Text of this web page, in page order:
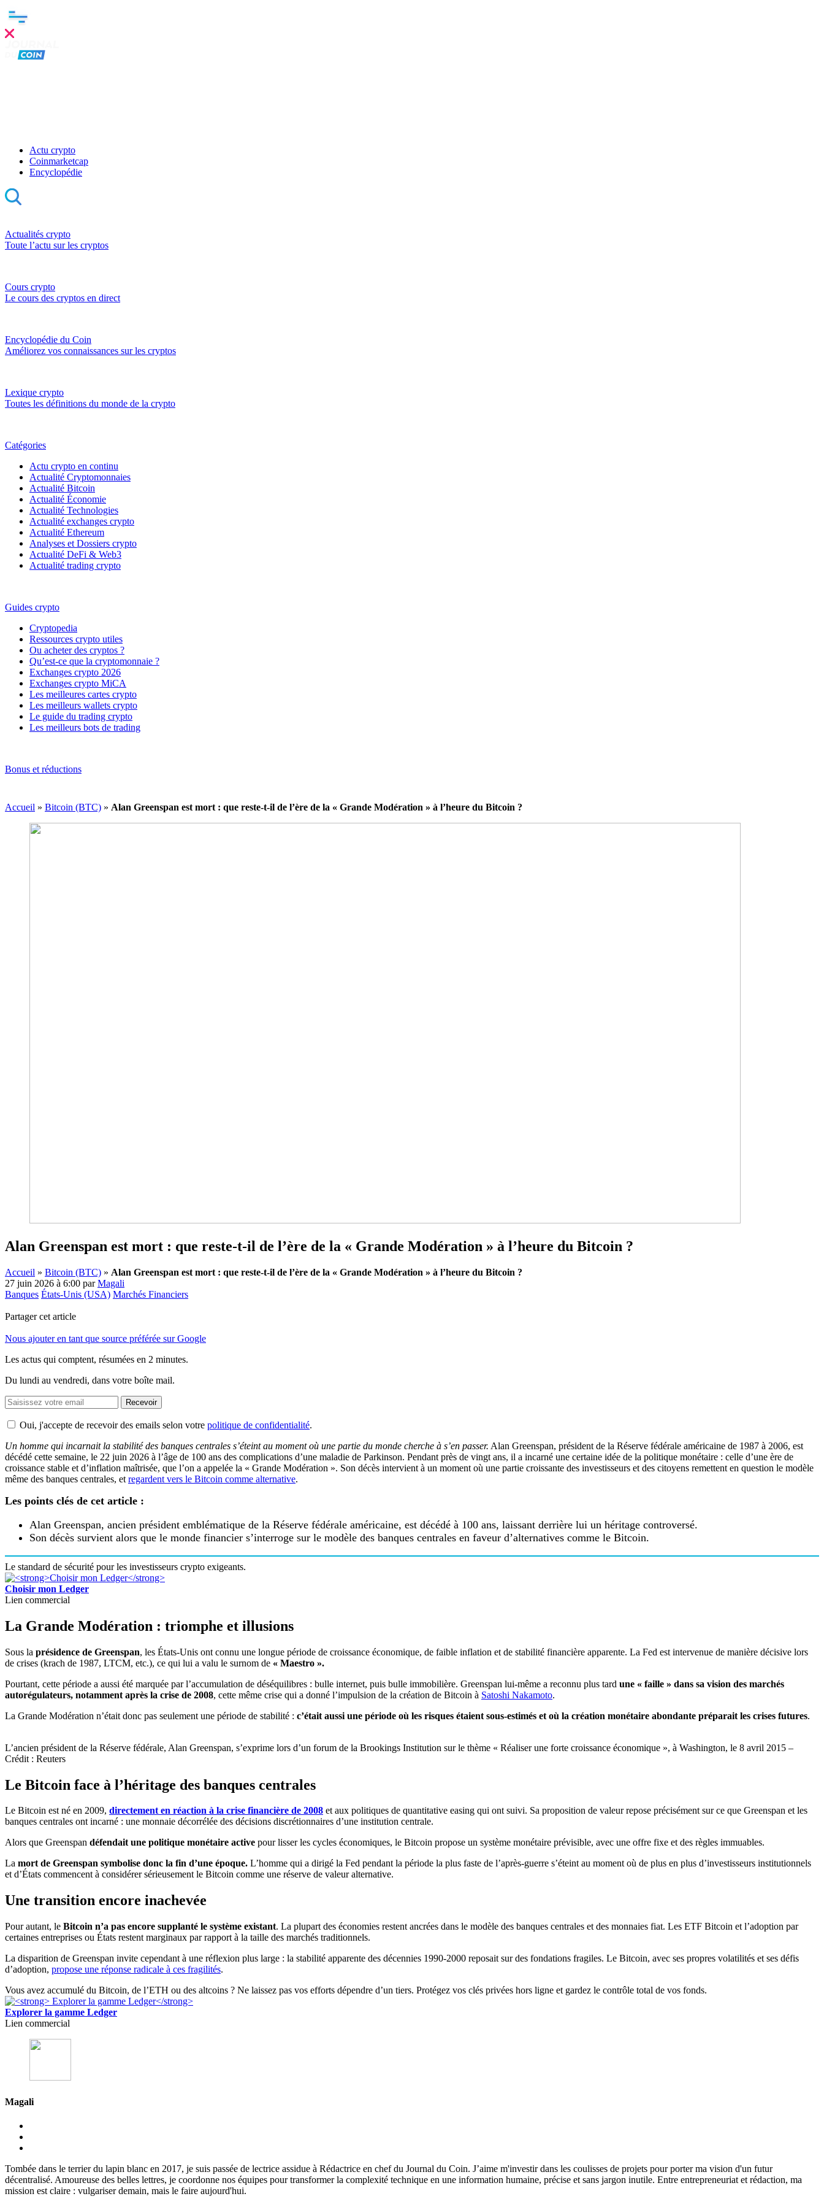
Actu crypto
Coinmarketcap
Encyclopédie
Actualités crypto
Toute l’actu sur les cryptos
Cours crypto
Le cours des cryptos en direct
Encyclopédie du Coin
Améliorez vos connaissances sur les cryptos
Lexique crypto
Toutes les définitions du monde de la crypto
Catégories
Actu crypto en continu
Actualité Cryptomonnaies
Actualité Bitcoin
Actualité Économie
Actualité Technologies
Actualité exchanges crypto
Actualité Ethereum
Analyses et Dossiers crypto
Actualité DeFi & Web3
Actualité trading crypto
Guides crypto
Cryptopedia
Ressources crypto utiles
Ou acheter des cryptos ?
Qu’est-ce que la cryptomonnaie ?
Exchanges crypto 2026
Exchanges crypto MiCA
Les meilleures cartes crypto
Les meilleurs wallets crypto
Le guide du trading crypto
Les meilleurs bots de trading
Bonus et réductions
Accueil » Bitcoin (BTC) » Alan Greenspan est mort : que reste-t-il de l’ère de la « Grande Modération » à l’heure du Bitcoin ?
Alan Greenspan est mort : que reste-t-il de l’ère de la « Grande Modération » à l’heure du Bitcoin ?
Accueil » Bitcoin (BTC) » Alan Greenspan est mort : que reste-t-il de l’ère de la « Grande Modération » à l’heure du Bitcoin ?
27 juin 2026 à 6:00 parMagali
Banques États-Unis (USA) Marchés Financiers
Partager cet article
Nous ajouter en tant que source préférée sur Google
Les actus qui comptent, résumées en 2 minutes.
Du lundi au vendredi, dans votre boîte mail.
Recevoir
Oui, j'accepte de recevoir des emails selon votre politique de confidentialité.
Un homme qui incarnait la stabilité des banques centrales s’éteint au moment où une partie du monde cherche à s’en passer. Alan Greenspan, président de la Réserve fédérale américaine de 1987 à 2006, est
décédé cette semaine, le 22 juin 2026 à l’âge de 100 ans des complications d’une maladie de Parkinson. Pendant près de vingt ans, il a incarné une certaine idée de la politique monétaire : celle d’une ère de
croissance stable et d’inflation maîtrisée, que l’on a appelée la « Grande Modération ». Son décès intervient à un moment où une partie croissante des investisseurs et des citoyens remettent en question le modèle
même des banques centrales, et regardent vers le Bitcoin comme alternative.
Les points clés de cet article :
Alan Greenspan, ancien président emblématique de la Réserve fédérale américaine, est décédé à 100 ans, laissant derrière lui un héritage controversé.
Son décès survient alors que le monde financier s’interroge sur le modèle des banques centrales en faveur d’alternatives comme le Bitcoin.
Le standard de sécurité pour les investisseurs crypto exigeants.
Choisir mon Ledger
Lien commercial
La Grande Modération : triomphe et illusions
Sous la présidence de Greenspan, les États-Unis ont connu une longue période de croissance économique, de faible inflation et de stabilité financière apparente. La Fed est intervenue de manière décisive lors
de crises (krach de 1987, LTCM, etc.), ce qui lui a valu le surnom de « Maestro ».
Pourtant, cette période a aussi été marquée par l’accumulation de déséquilibres : bulle internet, puis bulle immobilière. Greenspan lui-même a reconnu plus tard une « faille » dans sa vision des marchés
autorégulateurs, notamment après la crise de 2008, cette même crise qui a donné l’impulsion de la création de Bitcoin à Satoshi Nakamoto.
La Grande Modération n’était donc pas seulement une période de stabilité : c’était aussi une période où les risques étaient sous-estimés et où la création monétaire abondante préparait les crises futures.
L’ancien président de la Réserve fédérale, Alan Greenspan, s’exprime lors d’un forum de la Brookings Institution sur le thème « Réaliser une forte croissance économique », à Washington, le 8 avril 2015 –
Crédit : Reuters
Le Bitcoin face à l’héritage des banques centrales
Le Bitcoin est né en 2009, directement en réaction à la crise financière de 2008 et aux politiques de quantitative easing qui ont suivi. Sa proposition de valeur repose précisément sur ce que Greenspan et les
banques centrales ont incarné : une monnaie décorrélée des décisions discrétionnaires d’une institution centrale.
Alors que Greenspan défendait une politique monétaire active pour lisser les cycles économiques, le Bitcoin propose un système monétaire prévisible, avec une offre fixe et des règles immuables.
La mort de Greenspan symbolise donc la fin d’une époque. L’homme qui a dirigé la Fed pendant la période la plus faste de l’après-guerre s’éteint au moment où de plus en plus d’investisseurs institutionnels
et d’États commencent à considérer sérieusement le Bitcoin comme une réserve de valeur alternative.
Une transition encore inachevée
Pour autant, le Bitcoin n’a pas encore supplanté le système existant. La plupart des économies restent ancrées dans le modèle des banques centrales et des monnaies fiat. Les ETF Bitcoin et l’adoption par
certaines entreprises ou États restent marginaux par rapport à la taille des marchés traditionnels.
La disparition de Greenspan invite cependant à une réflexion plus large : la stabilité apparente des décennies 1990-2000 reposait sur des fondations fragiles. Le Bitcoin, avec ses propres volatilités et ses défis
d’adoption, propose une réponse radicale à ces fragilités.
Vous avez accumulé du Bitcoin, de l’ETH ou des altcoins ? Ne laissez pas vos efforts dépendre d’un tiers. Protégez vos clés privées hors ligne et gardez le contrôle total de vos fonds.
Explorer la gamme Ledger
Lien commercial
Magali
Tombée dans le terrier du lapin blanc en 2017, je suis passée de lectrice assidue à Rédactrice en chef du Journal du Coin. J’aime m'investir dans les coulisses de projets pour porter ma vision d'un futur
décentralisé. Amoureuse des belles lettres, je coordonne nos équipes pour transformer la complexité technique en une information humaine, précise et sans jargon inutile. Entre entrepreneuriat et rédaction, ma
mission est claire : vulgariser demain, mais le faire aujourd'hui.